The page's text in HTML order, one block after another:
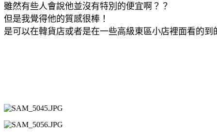
雖然有些人會說他並沒有特別的便宜啊？？
但是我覺得他的質感很棒！
是可以在韓貨店或者是在一些高級東區小店裡面看的到